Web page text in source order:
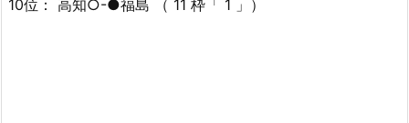
10位： 高知○-●福島 （ 11 枠「 1 」）